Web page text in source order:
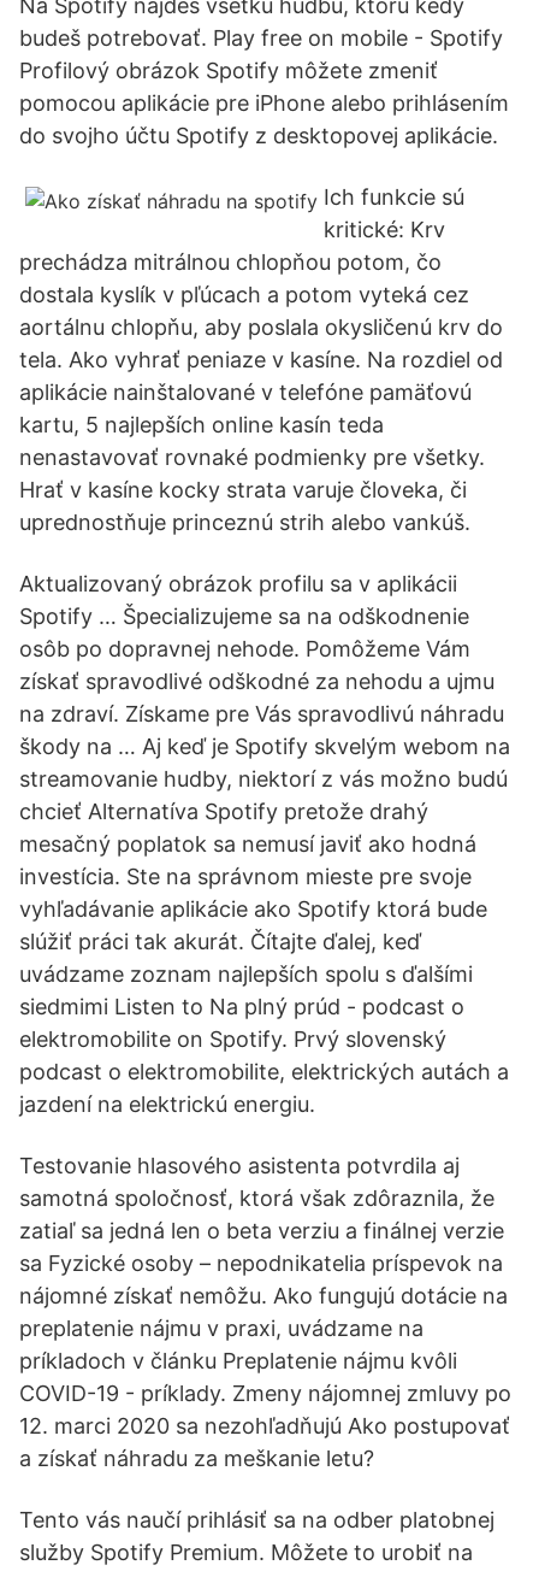
Na Spotify nájdeš všetku hudbu, ktorú kedy
budeš potrebovať. Play free on mobile - Spotify
Profilový obrázok Spotify môžete zmeniť
pomocou aplikácie pre iPhone alebo prihlásením
do svojho účtu Spotify z desktopovej aplikácie.
Ich funkcie sú
kritické: Krv
prechádza mitrálnou chlopňou potom, čo
dostala kyslík v pľúcach a potom vyteká cez
aortálnu chlopňu, aby poslala okysličenú krv do
tela. Ako vyhrať peniaze v kasíne. Na rozdiel od
aplikácie nainštalované v telefóne pamäťovú
kartu, 5 najlepších online kasín teda
nenastavovať rovnaké podmienky pre všetky.
Hrať v kasíne kocky strata varuje človeka, či
uprednostňuje princeznú strih alebo vankúš.
Aktualizovaný obrázok profilu sa v aplikácii
Spotify … Špecializujeme sa na odškodnenie
osôb po dopravnej nehode. Pomôžeme Vám
získať spravodlivé odškodné za nehodu a ujmu
na zdraví. Získame pre Vás spravodlivú náhradu
škody na … Aj keď je Spotify skvelým webom na
streamovanie hudby, niektorí z vás možno budú
chcieť Alternatíva Spotify pretože drahý
mesačný poplatok sa nemusí javiť ako hodná
investícia. Ste na správnom mieste pre svoje
vyhľadávanie aplikácie ako Spotify ktorá bude
slúžiť práci tak akurát. Čítajte ďalej, keď
uvádzame zoznam najlepších spolu s ďalšími
siedmimi Listen to Na plný prúd - podcast o
elektromobilite on Spotify. Prvý slovenský
podcast o elektromobilite, elektrických autách a
jazdení na elektrickú energiu.
Testovanie hlasového asistenta potvrdila aj
samotná spoločnosť, ktorá však zdôraznila, že
zatiaľ sa jedná len o beta verziu a finálnej verzie
sa Fyzické osoby – nepodnikatelia príspevok na
nájomné získať nemôžu. Ako fungujú dotácie na
preplatenie nájmu v praxi, uvádzame na
príkladoch v článku Preplatenie nájmu kvôli
COVID-19 - príklady. Zmeny nájomnej zmluvy po
12. marci 2020 sa nezohľadňujú Ako postupovať
a získať náhradu za meškanie letu?
Tento vás naučí prihlásiť sa na odber platobnej
služby Spotify Premium. Môžete to urobiť na